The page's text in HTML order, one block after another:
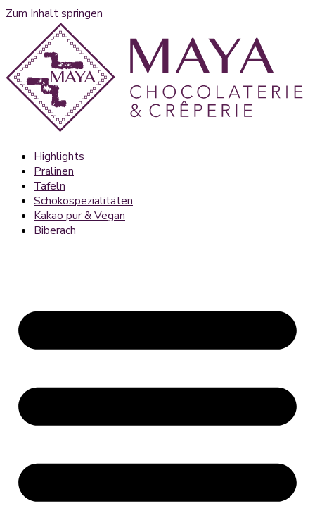
Zum Inhalt springen
Highlights
Pralinen
Tafeln
Schokospezialitäten
Kakao pur & Vegan
Biberach